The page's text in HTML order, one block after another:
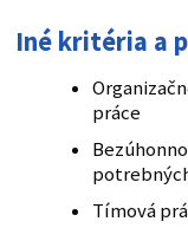
Iné kritéria a
práce
Tímová